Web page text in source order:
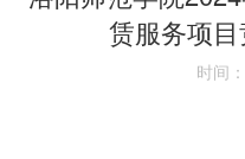
赁服务项
时间